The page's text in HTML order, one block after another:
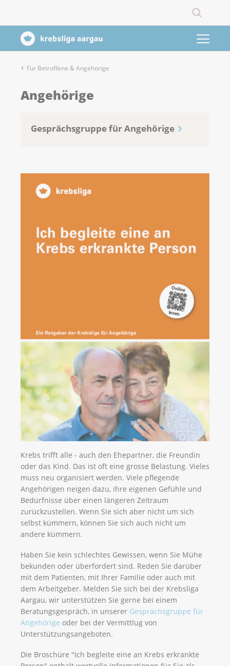
Für Betroffene & Angehörige
Angehörige
Gesprächsgruppe für Angehörige
Krebs trifft alle - auch den Ehepartner, die Freundin
oder das Kind. Das ist oft eine grosse Belastung. Vieles
muss neu organisiert werden. Viele pflegende
Angehörigen neigen dazu, ihre eigenen Gefühle und
Bedürfnisse über einen längeren Zeitraum
zurückzustellen. Wenn Sie sich aber nicht um sich
selbst kümmern, können Sie sich auch nicht um
andere kümmern.
Haben Sie kein schlechtes Gewissen, wenn Sie Mühe
bekunden oder überfordert sind. Reden Sie darüber
mit dem Patienten, mit Ihrer Familie oder auch mit
dem Arbeitgeber. Melden Sie sich bei der Krebsliga
Aargau, wir unterstützen Sie gerne bei einem
Beratungsgespräch, in unserer Gesprächsgruppe für
Angehörige oder bei der Vermittlug von
Unterstützungsangeboten.
Die Broschüre "Ich begleite eine an Krebs erkrankte